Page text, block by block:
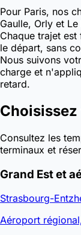
Pour Paris, nos
Gaulle, Orly et
Chaque trajet
le départ, sans
Nous suivons
charge et
retard.
Consultez les
terminaux et
Grand Est et
Strasbourg-
Aéroport